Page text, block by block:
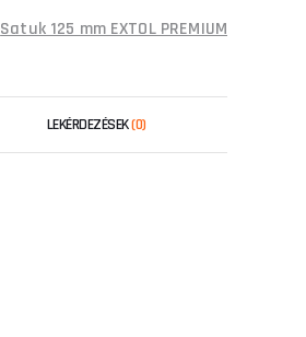
Satuk 125 mm EXTOL PREMIUM
LEKÉRDEZÉSEK(0)